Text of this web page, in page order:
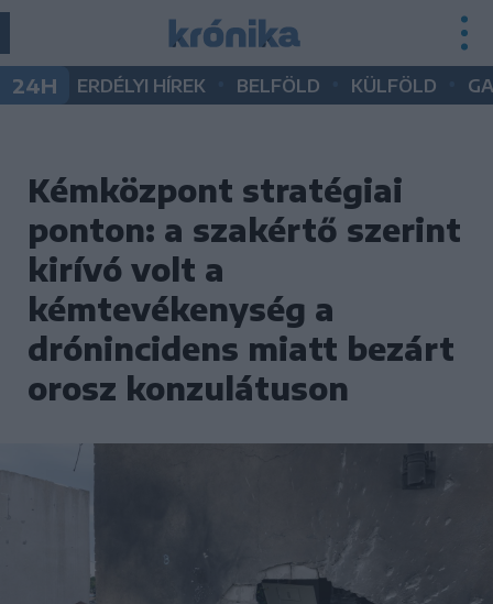
24H ERDÉLYI HÍREK BELFÖLD KÜLFÖLD
Kémközpont stratégiai
ponton: a szakértő szerint
kirívó volt a
kémtevékenység a
drónincidens miatt bezárt
orosz konzulátuson